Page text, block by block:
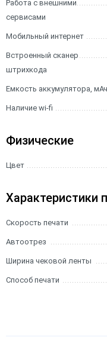
Работа с внешними
сервисами
Мобильный интернет
Встроенный сканер
штрихкода
Емкость аккумулятора, мАч
Наличие wi-fi
Физические
Цвет
Характеристики
Скорость печати
Автоотрез
Ширина чековой ленты
Способ печати